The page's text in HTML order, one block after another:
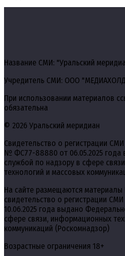
Название СМИ: "Уральский
Учредитель СМИ: ООО
При использовании материалов
обязательна
© 2026 Уральский меридиан
Свидетельство о регистрации
№ ФС77-88880 от 06.05.2025
службой по надзору в сфере
технологий и массовых
На сайте размещаются материалы
свидетельство о регистрации
10.06.2025 года выдано
сфере связи, информационных
коммуникаций (Роскомнадзор)
Возрастные ограничения 18+